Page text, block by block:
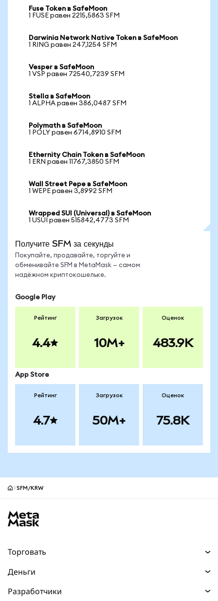
Fuse Token в SafeMoon
1 FUSE равен 2215,5863 SFM
Darwinia Network Native Token в SafeMoon
1 RING равен 247,1254 SFM
Vesper в SafeMoon
1 VSP равен 72540,7239 SFM
Stella в SafeMoon
1 ALPHA равен 386,0487 SFM
Polymath в SafeMoon
1 POLY равен 6714,8910 SFM
Ethernity Chain Token в SafeMoon
1 ERN равен 11767,3850 SFM
Wall Street Pepe в SafeMoon
1 WEPE равен 3,8992 SFM
Wrapped SUI (Universal) в SafeMoon
1 USUI равен 515842,4773 SFM
Получите SFM за секунды
Покупайте, продавайте, торгуйте и
обменивайте SFM в MetaMask — самом
надёжном криптокошельке.
Google Play
Рейтинг
4.4
Загрузок
10M+
Оценок
483.9K
App Store
Рейтинг
4.7
Загрузок
50M+
Оценок
75.8K
SFM/KRW
Торговать
Прогнозы
Деньги
Разработчики